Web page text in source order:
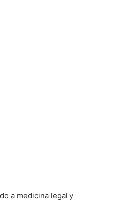
a medicina legal y